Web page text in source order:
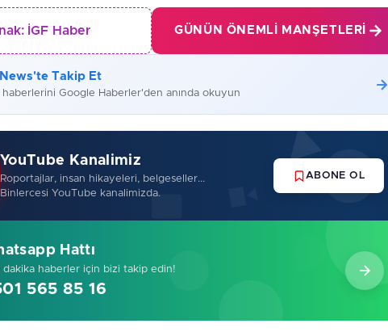
İGF Haber GÜNÜN ÖNEMLI MANŞETLERI
Takip Et
haberlerini Google Haberler'den anında okuyun
YouTube Kanalimiz
Roportajlar, insan hikayeleri, belgeseller...
Binlercesi YouTube kanalimizda.
ABONE OL
Hattı
dakika haberler için bizi takip edin!
565 85 16